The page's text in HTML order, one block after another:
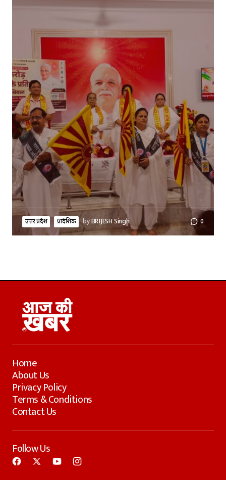
उत्तर प्रदेश प्रादेशिक byBRIJESH Singh 0
Home
About Us
Privacy Policy
Terms & Conditions
Contact Us
Follow Us